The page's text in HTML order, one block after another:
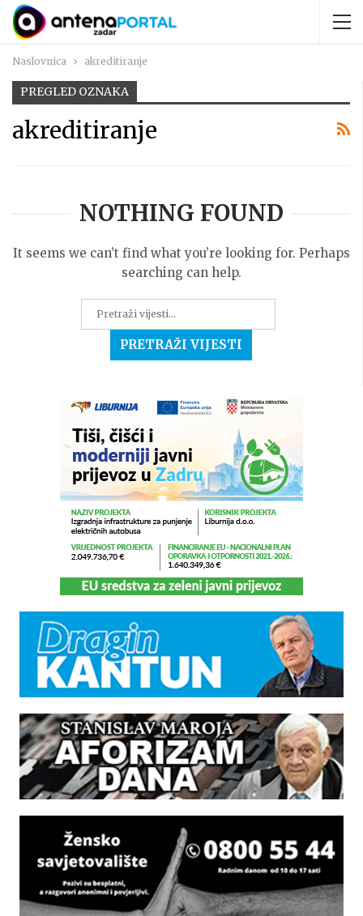
Naslovnica akreditiranje
PREGLED OZNAKA
akreditiranje
NOTHING FOUND
It seems we can’t find what you’re looking for. Perhaps
searching can help.